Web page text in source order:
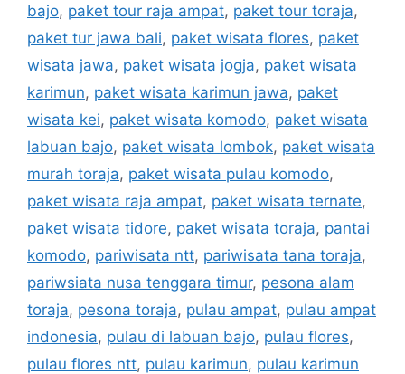
bajo, paket tour raja ampat, paket tour toraja,
paket tur jawa bali, paket wisata flores, paket
wisata jawa, paket wisata jogja, paket wisata
karimun, paket wisata karimun jawa, paket
wisata kei, paket wisata komodo, paket wisata
labuan bajo, paket wisata lombok, paket wisata
murah toraja, paket wisata pulau komodo,
paket wisata raja ampat, paket wisata ternate,
paket wisata tidore, paket wisata toraja, pantai
komodo, pariwisata ntt, pariwisata tana toraja,
pariwsiata nusa tenggara timur, pesona alam
toraja, pesona toraja, pulau ampat, pulau ampat
indonesia, pulau di labuan bajo, pulau flores,
pulau flores ntt, pulau karimun, pulau karimun